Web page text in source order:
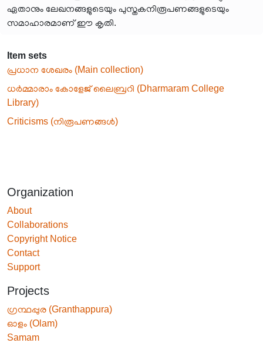
ഏതാനും ലേഖനങ്ങളുടെയും പുസ്തകനിരൂപണങ്ങളുടെയും
സമാഹാരമാണ് ഈ കൃതി.
Item sets
പ്രധാന ശേഖരം (Main collection)
ധർമ്മാരാം കോളേജ് ലൈബ്രറി (Dharmaram College
Library)
Criticisms (നിരൂപണങ്ങൾ)
Organization
About
Collaborations
Copyright Notice
Contact
Support
Projects
ഗ്രന്ഥപ്പുര (Granthappura)
ഓളം (Olam)
Samam